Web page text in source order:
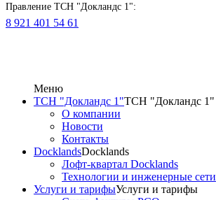
Правление ТСН "Докландс 1":
8 921 401 54 61
Меню
ТСН "Докландс 1"ТСН "Докландс 1"
О компании
Новости
Контакты
DocklandsDocklands
Лофт-квартал Docklands
Технологии и инженерные сети
Услуги и тарифыУслуги и тарифы